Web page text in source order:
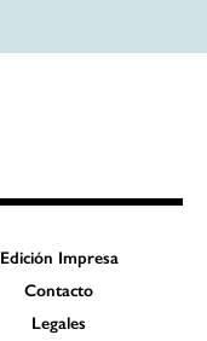
Edición Impresa
Contacto
Legales